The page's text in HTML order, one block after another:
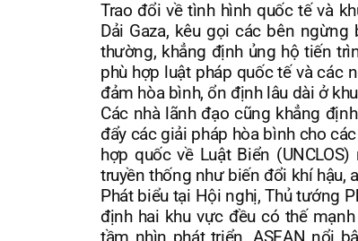
Trao đổi về tình hình quốc tế và
Dải Gaza, kêu gọi các bên
thường, khẳng định ủng hộ tiến
phù hợp luật pháp quốc tế và các
đảm hòa bình, ổn định lâu dài ở
Các nhà lãnh đạo cũng khẳng
đẩy các giải pháp hòa bình cho
hợp quốc về Luật Biển
truyền thống như biến đổi khí hậu,
Phát biểu tại Hội nghị, Thủ tướng
định hai khu vực đều có thế